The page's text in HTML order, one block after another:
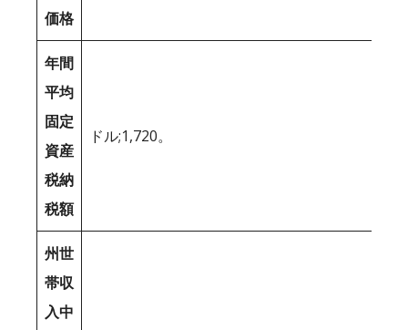
価格
年間
平均
固定
資産
税納
税額
ドル;1,720。
州世
帯収
入中